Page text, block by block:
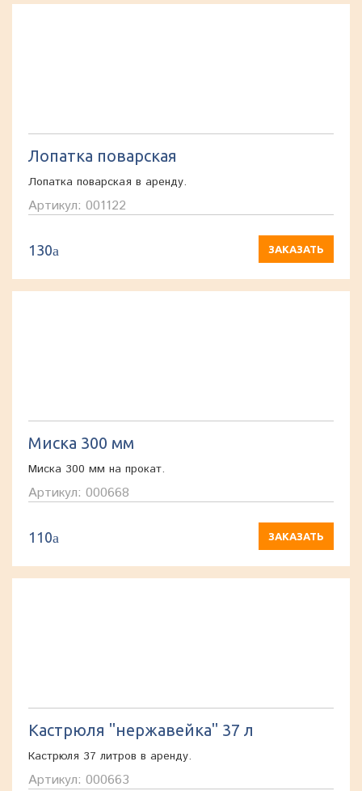
Лопатка поварская
Лопатка поварская в аренду.
Артикул: 001122
130a ЗАКАЗАТЬ
Миска 300 мм
Миска 300 мм на прокат.
Артикул: 000668
110a ЗАКАЗАТЬ
Кастрюля "нержавейка" 37 л
Кастрюля 37 литров в аренду.
Артикул: 000663